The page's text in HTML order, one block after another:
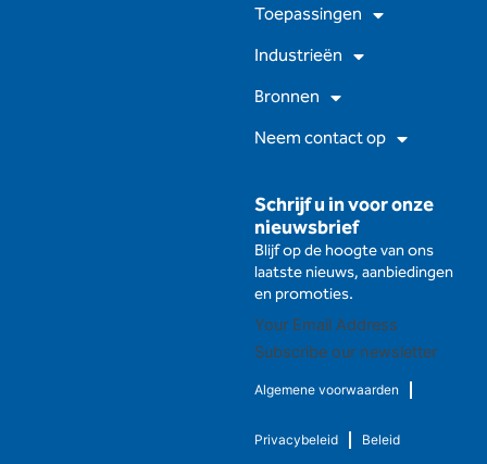
Schrijf u in voor onze
nieuwsbrief
Blijf op de hoogte van ons
laatste nieuws, aanbiedingen
en promoties.
Subscribe our newsletter
Algemene voorwaarden
Privacybeleid Beleid
Toepassingen
Industrieën
Bronnen
Neem contact op